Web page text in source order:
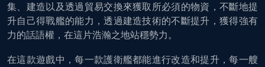
集、建造以及透過貿易交換來獲取所必須的物資，不斷地提
升自己得戰艦的能力，透過建造技術的不斷提升，獲得強有
力的話語權，在這片浩瀚之地站穩勢力。
在這款遊戲中，每一款護衛艦都能進行改造和提升，每一艘